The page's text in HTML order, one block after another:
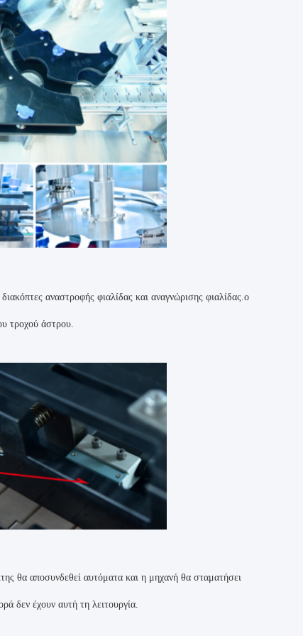
αναστροφής φιαλίδας και αναγνώρισης φιαλίδας.ο
τροχού άστρου.
θα αποσυνδεθεί αυτόματα και η μηχανή θα σταματήσει
δεν έχουν αυτή τη λειτουργία.